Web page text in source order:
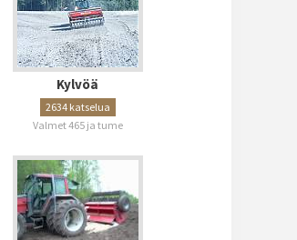
Kylvöä
2634 katselua
Valmet 465 ja tume